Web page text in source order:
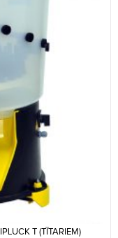
T (TĪTARIEM)